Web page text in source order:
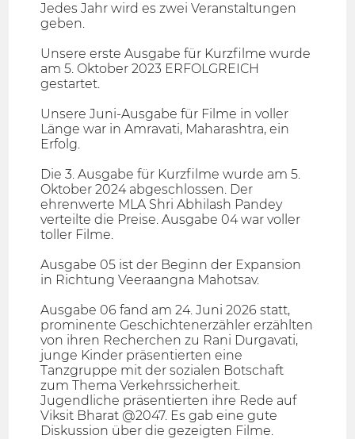
Jedes Jahr wird es zwei Veranstaltungen
geben.
Unsere erste Ausgabe für Kurzfilme wurde
am 5. Oktober 2023 ERFOLGREICH
gestartet.
Unsere Juni-Ausgabe für Filme in voller
Länge war in Amravati, Maharashtra, ein
Erfolg.
Die 3. Ausgabe für Kurzfilme wurde am 5.
Oktober 2024 abgeschlossen. Der
ehrenwerte MLA Shri Abhilash Pandey
verteilte die Preise. Ausgabe 04 war voller
toller Filme.
Ausgabe 05 ist der Beginn der Expansion
in Richtung Veeraangna Mahotsav.
Ausgabe 06 fand am 24. Juni 2026 statt,
prominente Geschichtenerzähler erzählten
von ihren Recherchen zu Rani Durgavati,
junge Kinder präsentierten eine
Tanzgruppe mit der sozialen Botschaft
zum Thema Verkehrssicherheit.
Jugendliche präsentierten ihre Rede auf
Viksit Bharat @2047. Es gab eine gute
Diskussion über die gezeigten Filme.